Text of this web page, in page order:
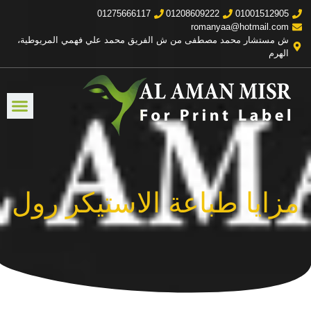
01001512905
01208609222
01275666117
romanyaa@hotmail.com
ش مستشار محمد مصطفى من ش الفريق محمد علي فهمي المريوطية،
الهرم
مزايا طباعة الاستيكر رول